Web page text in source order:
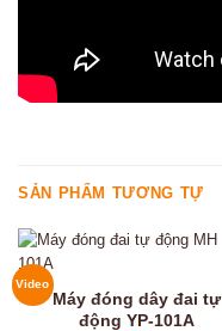
SẢN PHẨM TƯƠNG TỰ
Video
Máy đóng dây đai tự
động YP-101A